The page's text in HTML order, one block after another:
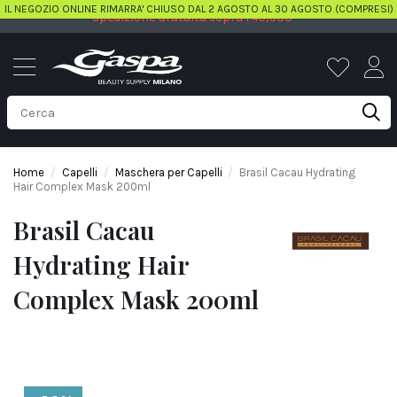
IL NEGOZIO ONLINE RIMARRA' CHIUSO DAL 2 AGOSTO AL 30 AGOSTO (COMPRESI)
Spedizione Gratuita sopra i 49,90€
Home Capelli Maschera per Capelli
Brasil Cacau Hydrating
Hair Complex Mask 200ml
Brasil Cacau
Hydrating Hair
Complex Mask 200ml